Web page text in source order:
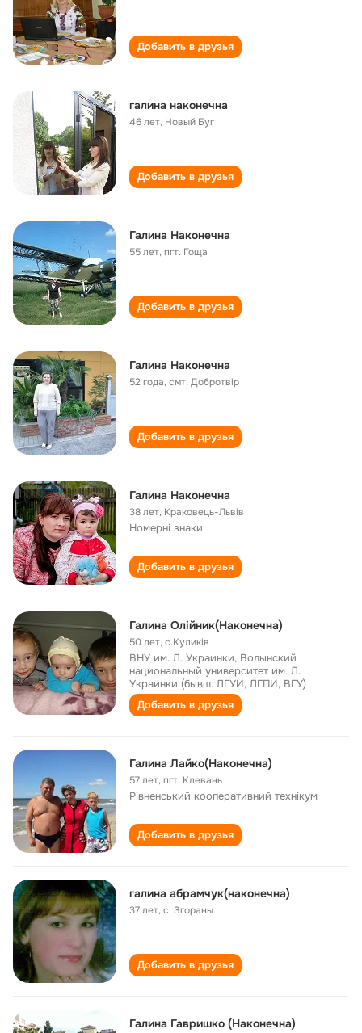
Добавить в друзья
галина наконечна
46 лет, Новый Буг
Добавить в друзья
Галина Наконечна
55 лет,пгт. Гоща
Добавить в друзья
Галина Наконечна
52 года,смт. Добротвір
Добавить в друзья
Галина Наконечна
38 лет, Краковець-Львів
Номерні знаки
Добавить в друзья
Галина Олійник(Наконечна)
50 лет,с.Куликів
ВНУ им. Л. Украинки, Волынский
национальный университет им. Л.
Украинки (бывш. ЛГУИ, ЛГПИ, ВГУ)
Добавить в друзья
Галина Лайко(Наконечна)
57 лет,пгт. Клевань
Рівненський кооперативний технікум
Добавить в друзья
галина абрамчук(наконечна)
37 лет,с. Згораны
Добавить в друзья
Галина Гавришко (Наконечна)